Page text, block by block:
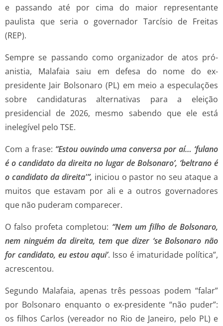
e passando até por cima do maior representante
paulista que seria o governador Tarcísio de Freitas
(REP).
Sempre se passando como organizador de atos pró-
anistia, Malafaia saiu em defesa do nome do ex-
presidente Jair Bolsonaro (PL) em meio a especulações
sobre candidaturas alternativas para a eleição
presidencial de 2026, mesmo sabendo que ele está
inelegível pelo TSE.
Com a frase: “Estou ouvindo uma conversa por aí… ‘fulano
é o candidato da direita no lugar de Bolsonaro’, ‘beltrano é
o candidato da direita'”, iniciou o pastor no seu ataque a
muitos que estavam por ali e a outros governadores
que não puderam comparecer.
O falso profeta completou: “Nem um filho de Bolsonaro,
nem ninguém da direita, tem que dizer ‘se Bolsonaro não
for candidato, eu estou aqui’. Isso é imaturidade política”,
acrescentou.
Segundo Malafaia, apenas três pessoas podem “falar”
por Bolsonaro enquanto o ex-presidente “não puder”:
os filhos Carlos (vereador no Rio de Janeiro, pelo PL) e